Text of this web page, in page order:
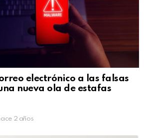
electrónico a las falsas
nueva ola de estafas
2 años